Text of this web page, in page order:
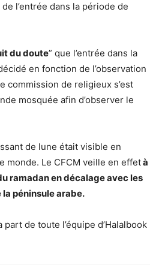
l’entrée dans la période de
du doute” que l’entrée dans la
en fonction de l’observation
commission de religieux s’est
mosquée afin d’observer le
de lune était visible en
monde. Le CFCM veille en effetà
ramadan en décalage avec les
péninsule arabe.
part de toute l’équipe d’Halalbook